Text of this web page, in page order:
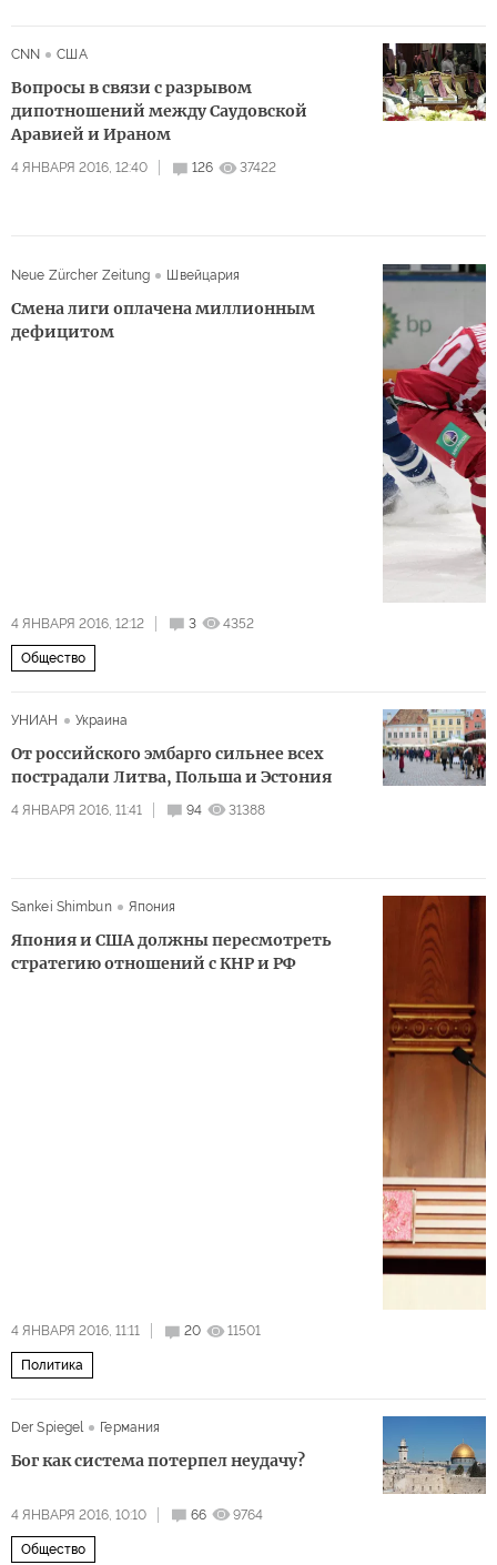
CNN США
Вопросы в связи с разрывом
дипотношений между Саудовской
Аравией и Ираном
4 ЯНВАРЯ 2016, 12:40 126 37422
Neue Zürcher Zeitung Швейцария
Смена лиги оплачена миллионным
дефицитом
4 ЯНВАРЯ 2016, 12:12 3 4352
Общество
УНИАН Украина
От российского эмбарго сильнее всех
пострадали Литва, Польша и Эстония
4 ЯНВАРЯ 2016, 11:41 94 31388
Sankei Shimbun Япония
Япония и США должны пересмотреть
стратегию отношений с КНР и РФ
4 ЯНВАРЯ 2016, 11:11 20 11501
Политика
Der Spiegel Германия
Бог как система потерпел неудачу?
4 ЯНВАРЯ 2016, 10:10 66 9764
Общество